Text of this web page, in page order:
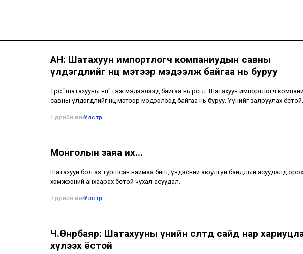
АН: Шатахуун импортлогч компаниудын савны
үлдэгдлийг нөөц мэтээр мэдээлж байгаа нь буруу
Төрөөс "шатахууны нөөц" гэж мэдээлээд байгаа нь өрөөсгөл. Шатахуун импортлогч
савны үлдэгдлийг нөөц мэтээр мэдээлээд байгаа нь буруу. Үүнийг залруулах ёстой.
1 өдрийн өмнө•Улс төр
Монголын заяа их...
Шатахуун бол аз туршсан наймаа биш, үндэсний аюулгүй байдлын асуудалд орох
хэмжээний анхаарах ёстой чухал асуудал.
7 өдрийн өмнө•Улс төр
Ч.Өнөрбаяр: Шатахууны үнийн өсөлтөд сайд нар
хүлээх ёстой